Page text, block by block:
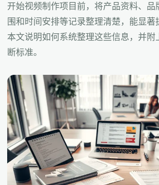
开始视频制作项目前，将产品资料、品
围和时间安排等记录整理清楚，能显著
本文说明如何系统整理这些信息，并附
断标准。